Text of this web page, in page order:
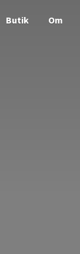
Butik Om